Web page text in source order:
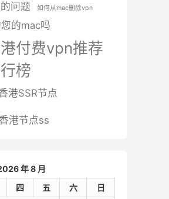
问题
如何从mac删除vpn
的mac吗
付费vpn推荐
榜
港SSR节点
香港节点ss
年 8 月
四 五 六
日